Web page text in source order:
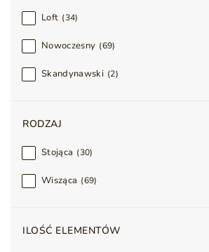
Loft 34
Nowoczesny 69
Skandynawski 2
RODZAJ
Stojąca 30
Wisząca 69
ILOŚĆ ELEMENTÓW